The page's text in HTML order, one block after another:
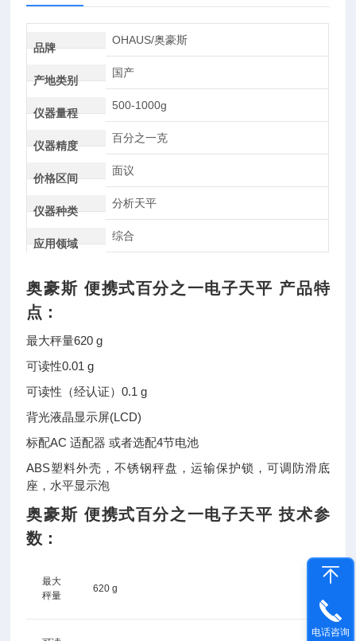
品牌
OHAUS/奥豪斯
产地类别
国产
仪器量程
500-1000g
仪器精度
百分之一克
价格区间
面议
仪器种类
分析天平
应用领域
综合
奥豪斯 便携式百分之一电子天平 产品特
点：
最大秤量620 g
可读性0.01 g
可读性（经认证）0.1 g
背光液晶显示屏(LCD)
标配AC 适配器 或者选配4节电池
ABS塑料外壳，不锈钢秤盘，运输保护锁，可调防滑底
座，水平显示泡
奥豪斯 便携式百分之一电子天平 技术参
数：
最大
秤量
620 g
电话咨询